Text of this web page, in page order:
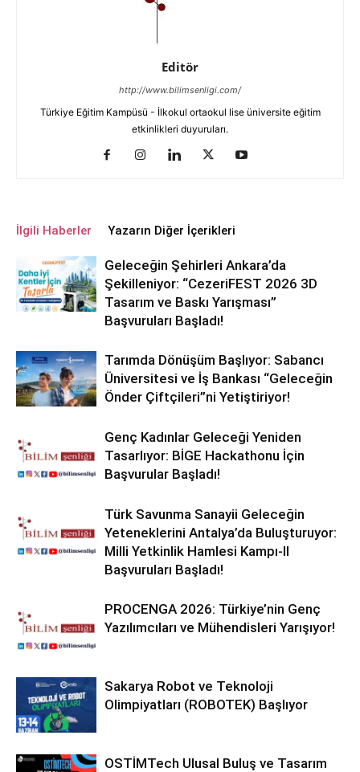
Editör
http://www.bilimsenligi.com/
Türkiye Eğitim Kampüsü - İlkokul ortaokul lise üniversite eğitim
etkinlikleri duyuruları.
İlgili Haberler Yazarın Diğer İçerikleri
Geleceğin Şehirleri Ankara’da
Şekilleniyor: “CezeriFEST 2026 3D
Tasarım ve Baskı Yarışması”
Başvuruları Başladı!
Tarımda Dönüşüm Başlıyor: Sabancı
Üniversitesi ve İş Bankası “Geleceğin
Önder Çiftçileri”ni Yetiştiriyor!
Genç Kadınlar Geleceği Yeniden
Tasarlıyor: BİGE Hackathonu İçin
Başvurular Başladı!
Türk Savunma Sanayii Geleceğin
Yeteneklerini Antalya’da Buluşturuyor:
Milli Yetkinlik Hamlesi Kampı-II
Başvuruları Başladı!
PROCENGA 2026: Türkiye’nin Genç
Yazılımcıları ve Mühendisleri Yarışıyor!
Sakarya Robot ve Teknoloji
Olimpiyatları (ROBOTEK) Başlıyor
OSTİMTech Ulusal Buluş ve Tasarım